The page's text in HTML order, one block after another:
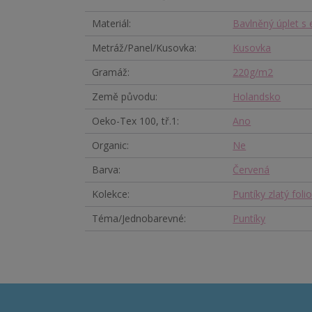
Materiál
Bavlněný úplet s
Metráž/Panel/Kusovka
Kusovka
Gramáž
220g/m2
Země původu
Holandsko
Oeko-Tex 100, tř.1
Ano
Organic
Ne
Barva
Červená
Kolekce
Puntíky zlatý
Téma/Jednobarevné
Puntíky